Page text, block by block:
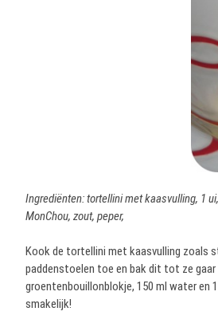
Ingrediënten: tortellini met kaasvulling, 1
MonChou, zout, peper,
Kook de tortellini met kaasvulling zoals
paddenstoelen toe en bak dit tot ze gaar
groentenbouillonblokje, 150 ml water en
smakelijk!